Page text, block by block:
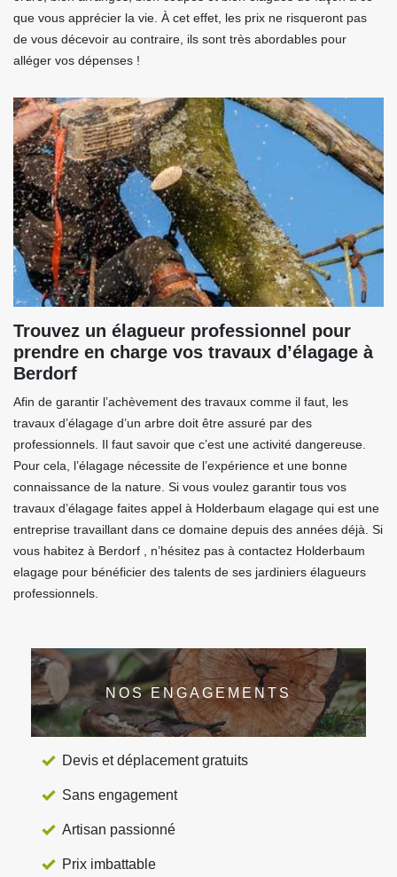
que vous apprécier la vie. À cet effet, les prix ne risqueront pas
de vous décevoir au contraire, ils sont très abordables pour
alléger vos dépenses !
Trouvez un élagueur professionnel pour
prendre en charge vos travaux d’élagage à
Berdorf
Afin de garantir l’achèvement des travaux comme il faut, les
travaux d’élagage d’un arbre doit être assuré par des
professionnels. Il faut savoir que c’est une activité dangereuse.
Pour cela, l’élagage nécessite de l’expérience et une bonne
connaissance de la nature. Si vous voulez garantir tous vos
travaux d’élagage faites appel à Holderbaum elagage qui est une
entreprise travaillant dans ce domaine depuis des années déjà. Si
vous habitez à Berdorf , n’hésitez pas à contactez Holderbaum
elagage pour bénéficier des talents de ses jardiniers élagueurs
professionnels.
NOS ENGAGEMENTS
Devis et déplacement gratuits
Sans engagement
Artisan passionné
Prix imbattable